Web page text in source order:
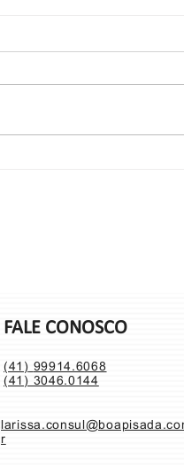
FALE CONOSCO
(41) 99914.6068
(41) 3046.0144
r